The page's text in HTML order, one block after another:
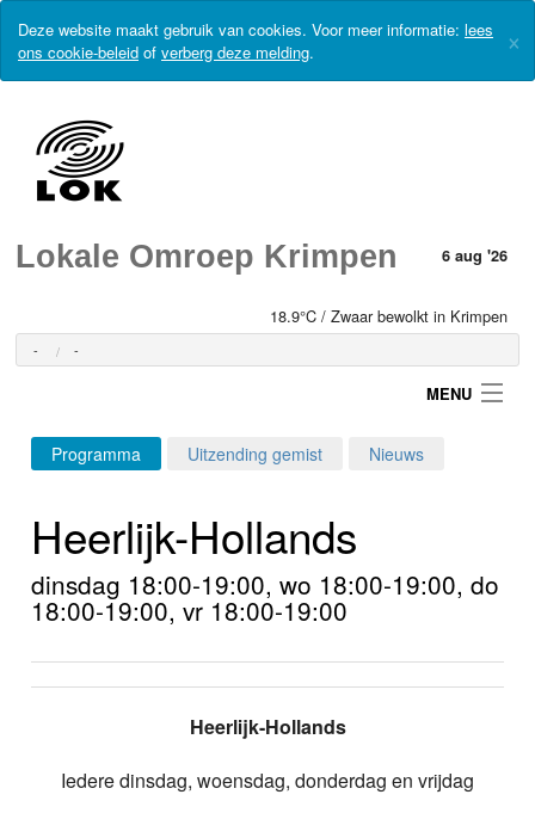
Deze website maakt gebruik van cookies. Voor meer informatie: lees
ons cookie-beleid of verberg deze melding. ×
Lokale Omroep Krimpen 6 aug '26
18.9°C / Zwaar bewolkt in Krimpen
- -
MENU
Login
Home
Programma's
Video
Programma Uitzending gemist Nieuws
Heerlijk-Hollands
dinsdag 18:00-19:00, wo 18:00-19:00, do
18:00-19:00, vr 18:00-19:00
Heerlijk-Hollands
Iedere dinsdag, woensdag, donderdag en vrijdag